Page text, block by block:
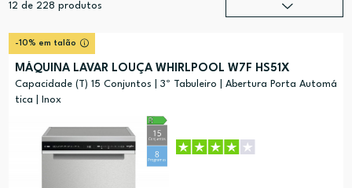
12 de 228 produtos
Preço (mais baixo)
-10% em talão
MÁQUINA LAVAR LOUÇA WHIRLPOOL W7F HS51X
Capacidade (T) 15 Conjuntos | 3º Tabuleiro | Abertura Porta Automá
tica | Inox